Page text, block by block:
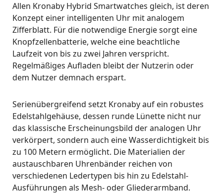
Allen Kronaby Hybrid Smartwatches gleich, ist deren
Konzept einer intelligenten Uhr mit analogem
Zifferblatt. Für die notwendige Energie sorgt eine
Knopfzellenbatterie, welche eine beachtliche
Laufzeit von bis zu zwei Jahren verspricht.
Regelmäßiges Aufladen bleibt der Nutzerin oder
dem Nutzer demnach erspart.
Serienübergreifend setzt Kronaby auf ein robustes
Edelstahlgehäuse, dessen runde Lünette nicht nur
das klassische Erscheinungsbild der analogen Uhr
verkörpert, sondern auch eine Wasserdichtigkeit bis
zu 100 Metern ermöglicht. Die Materialien der
austauschbaren Uhrenbänder reichen von
verschiedenen Ledertypen bis hin zu Edelstahl-
Ausführungen als Mesh- oder Gliederarmband.